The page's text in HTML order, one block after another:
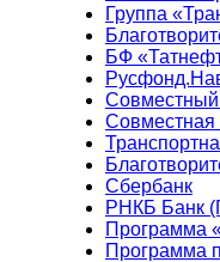
Группа
БФ
Совместный
Совместная
Сбербанк
РНКБ Банк
Программа
Программа